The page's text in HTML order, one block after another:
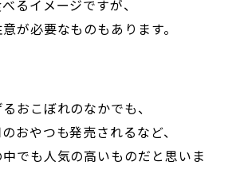
るイメージですが、
が必要なものもあります。
おこぼれのなかでも、
おやつも発売されるなど、
でも人気の高いものだと思いま